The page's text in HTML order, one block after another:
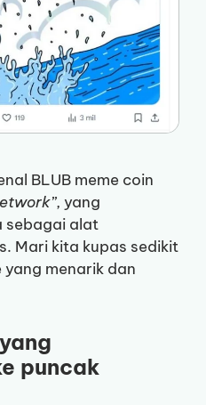
BLUB meme coin
, yang
sebagai alat
Mari kita kupas sedikit
yang menarik dan
puncak